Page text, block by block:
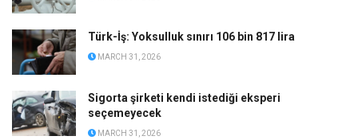
Türk-İş: Yoksulluk sınırı 106 bin 817 lira
MARCH 31, 2026
Sigorta şirketi kendi istediği eksperi
seçemeyecek
MARCH 31, 2026